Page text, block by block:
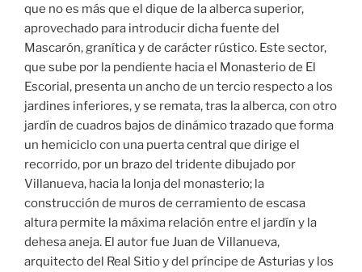
que no es más que el dique de la alberca superior,
aprovechado para introducir dicha fuente del
Mascarón, granítica y de carácter rústico. Este sector,
que sube por la pendiente hacia el Monasterio de El
Escorial, presenta un ancho de un tercio respecto a los
jardines inferiores, y se remata, tras la alberca, con otro
jardín de cuadros bajos de dinámico trazado que forma
un hemiciclo con una puerta central que dirige el
recorrido, por un brazo del tridente dibujado por
Villanueva, hacia la lonja del monasterio; la
construcción de muros de cerramiento de escasa
altura permite la máxima relación entre el jardín y la
dehesa aneja. El autor fue Juan de Villanueva,
arquitecto del Real Sitio y del príncipe de Asturias y los